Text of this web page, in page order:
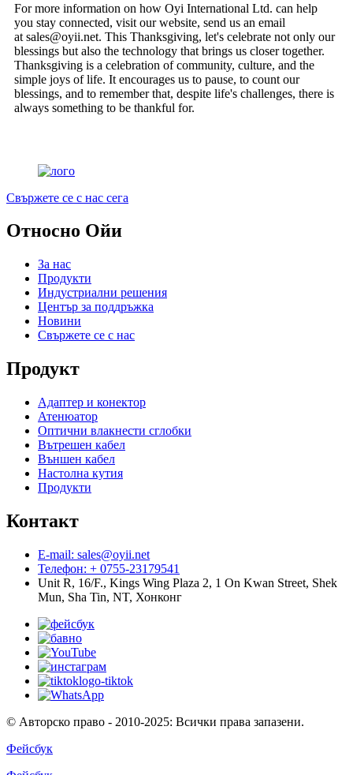
For more information on how Oyi International Ltd. can help
you stay connected, visit our website, send us an email
at sales@oyii.net. This Thanksgiving, let's celebrate not only our
blessings but also the technology that brings us closer together.
Thanksgiving is a celebration of community, culture, and the
simple joys of life. It encourages us to pause, to count our
blessings, and to remember that, despite life's challenges, there is
always something to be thankful for.
Свържете се с нас сега
Относно Ойи
За нас
Продукти
Индустриални решения
Център за поддръжка
Новини
Свържете се с нас
Продукт
Адаптер и конектор
Атенюатор
Оптични влакнести сглобки
Вътрешен кабел
Външен кабел
Настолна кутия
Продукти
Контакт
E-mail: sales@oyii.net
Телефон: + 0755-23179541
Unit R, 16/F., Kings Wing Plaza 2, 1 On Kwan Street, Shek
Mun, Sha Tin, NT, Хонконг
© Авторско право - 2010-2025: Всички права запазени.
Фейсбук